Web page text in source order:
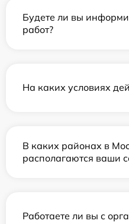
Будете ли вы
работ?
На каких условиях
В каких районах в
располагаются ваши
Работаете ли вы с